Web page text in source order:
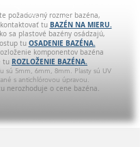
požadovaný rozmer bazéna,
tu BAZÉN NA MIERU.
sa plastové bazény osádzajú,
tu OSADENIE BAZÉNA.
komponentov bazéna
tu ROZLOŽENIE BAZÉNA.
sú 5mm, 6mm, 8mm. Plasty sú UV
s antichlórovou úpravou.
nerozhoduje o cene bazéna.